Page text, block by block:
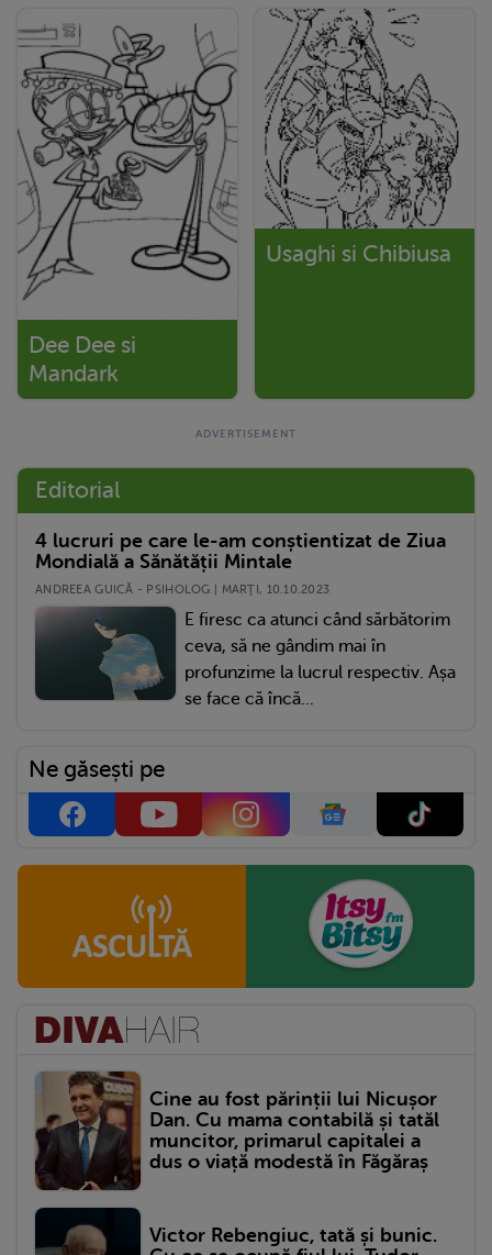
Dee Dee si
Mandark
Usaghi si Chibiusa
Editorial
4 lucruri pe care le-am conștientizat de Ziua
Mondială a Sănătății Mintale
ANDREEA GUICĂ - PSIHOLOG | MARŢI, 10.10.2023
E firesc ca atunci când sărbătorim
ceva, să ne gândim mai în
profunzime la lucrul respectiv. Așa
se face că încă...
Ne găsești pe
Cine au fost părinții lui Nicușor
Dan. Cu mama contabilă și tatăl
muncitor, primarul capitalei a
dus o viață modestă în Făgăraș
Victor Rebengiuc, tată și bunic.